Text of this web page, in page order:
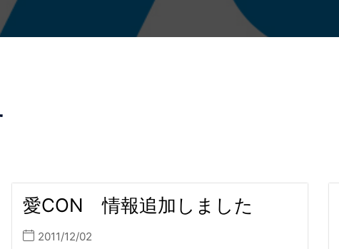
愛CON 情報追加しました
2011/12/02